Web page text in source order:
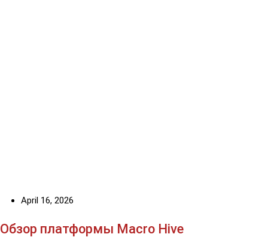
April 16, 2026
Обзор платформы Macro Hive